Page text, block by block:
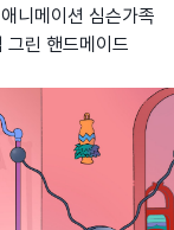
니메이션 심슨가족
그린 핸드메이드